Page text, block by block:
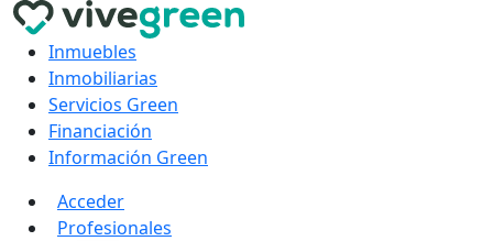
Inmuebles
Inmobiliarias
Servicios Green
Financiación
Información Green
Acceder
Profesionales